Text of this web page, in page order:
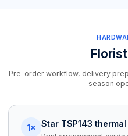
Pre-order workflow, delivery
season
1× Star TSP143